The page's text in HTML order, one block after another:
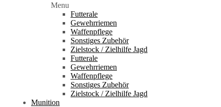
Menu
Futterale
Gewehrriemen
Waffenpflege
Sonstiges Zubehör
Zielstock / Zielhilfe Jagd
Futterale
Gewehrriemen
Waffenpflege
Sonstiges Zubehör
Zielstock / Zielhilfe Jagd
Munition